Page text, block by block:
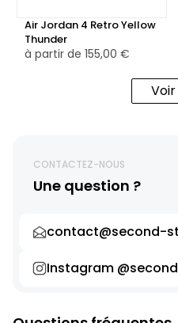
Air Jordan 4 Retro Yellow
Thunder
à partir de 155,00 €
CONTACTEZ-NOUS
Une question ?
contact@second-
Instagram